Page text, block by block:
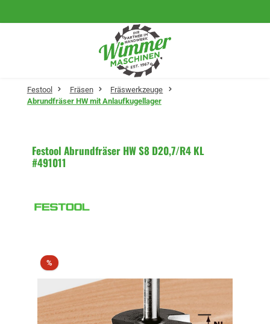
Festool Fräsen
Fräswerkzeuge
Abrundfräser HW mit Anlaufkugellager
Festool Abrundfräser HW S8 D20,7/R4 KL
#491011
%Rabatt